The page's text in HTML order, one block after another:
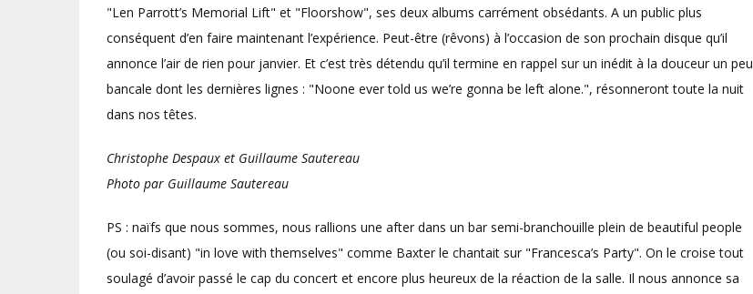
"Len Parrott’s Memorial Lift" et "Floorshow", ses deux albums carrément obsédants. A un public plus
conséquent d’en faire maintenant l’expérience. Peut-être (rêvons) à l’occasion de son prochain disque qu’il
annonce l’air de rien pour janvier. Et c’est très détendu qu’il termine en rappel sur un inédit à la douceur un peu
bancale dont les dernières lignes : "Noone ever told us we’re gonna be left alone.", résonneront toute la nuit
dans nos têtes.
Christophe Despaux et Guillaume Sautereau
Photo par Guillaume Sautereau
PS : naïfs que nous sommes, nous rallions une after dans un bar semi-branchouille plein de beautiful people
(ou soi-disant) "in love with themselves" comme Baxter le chantait sur "Francesca’s Party". On le croise tout
soulagé d’avoir passé le cap du concert et encore plus heureux de la réaction de la salle. Il nous annonce sa